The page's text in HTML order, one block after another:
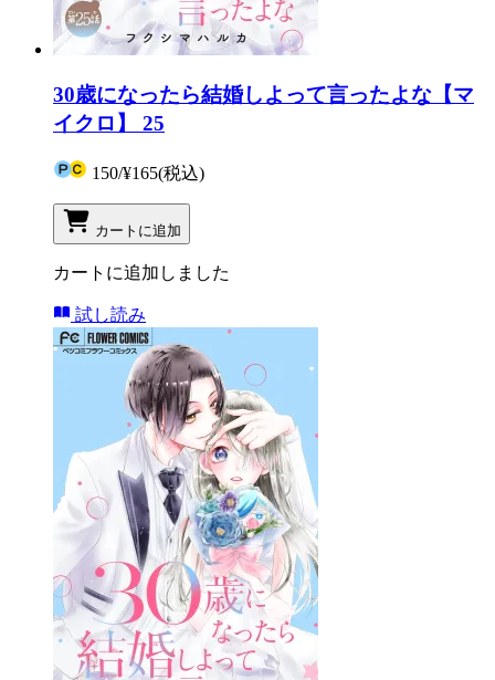
30歳になったら結婚しよって言ったよな【マ
イクロ】 25
150/¥165(税込)
カートに追加
カートに追加しました
試し読み